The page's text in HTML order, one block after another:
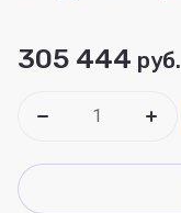
305 444 руб.